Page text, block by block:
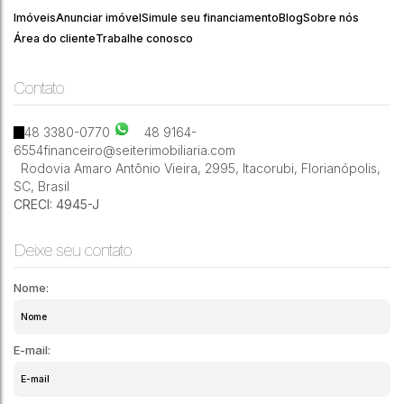
Barreto
1 1 45m²
1
ImóveisAnunciar imóvelSimule seu financiamentoBlogSobre nós
Área do clienteTrabalhe conosco
Contato
48 3380-0770
48 9164-
6554financeiro@seiterimobiliaria.com
Rodovia Amaro Antônio Vieira, 2995, Itacorubi, Florianópolis,
SC, Brasil
CRECI: 4945-J
Deixe seu contato
Nome:
E-mail: